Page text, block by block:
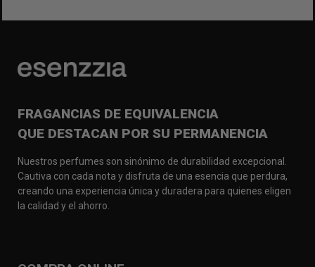
FRAGANCIAS DE EQUIVALENCIA
QUE DESTACAN POR SU PERMANENCIA
Nuestros perfumes son sinónimo de durabilidad excepcional.
Cautiva con cada nota y disfruta de una esencia que perdura,
creando una experiencia única y duradera para quienes eligen
la calidad y el ahorro.